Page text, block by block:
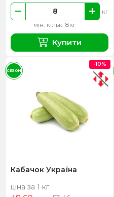
мін. кільк. 8кг
кг
Купити
Кабачок Україна
ціна за 1 кг
-10%
СЕЗОН